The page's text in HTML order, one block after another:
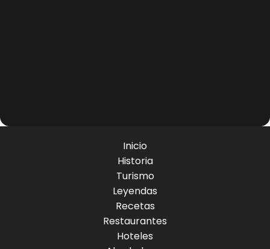
Inicio
Historia
Turismo
Leyendas
Recetas
Restaurantes
Hoteles